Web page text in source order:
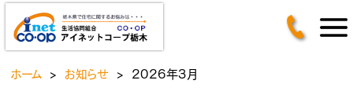
ホーム > お知らせ > 2026年3月